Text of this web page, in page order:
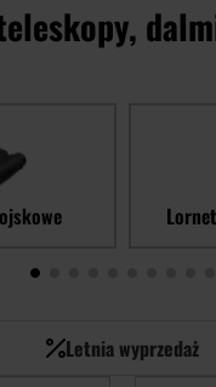
Letnia wyprzedaż